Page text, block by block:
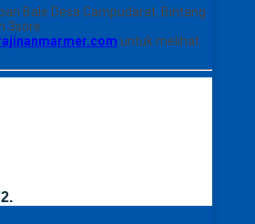
Bale Desa Campudarat. Bintang
3sore.
untuk melihat